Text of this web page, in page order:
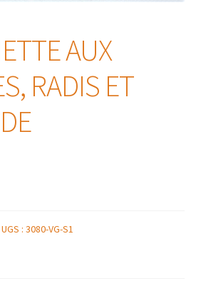
AUX
RADIS ET
UGS : 3080-VG-S1